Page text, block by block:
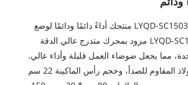
يمكن أن يمنح LYQD-SC1503A منتجك أداءً دائمًا ودائمًا لوضع
العلامات. LYQD-SC1503A مزود بمحرك متدرج عالي الدقة
مما يجعل ضوضاء العمل قليلة وأداء عالي.
مع إطار من الفولاذ المقاوم للصدأ، وحجم رأس الماكينة 22 سم